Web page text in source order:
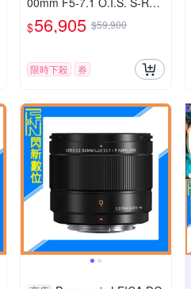
0500 (公司貨)
$56,905 $59,900
限時下殺 券